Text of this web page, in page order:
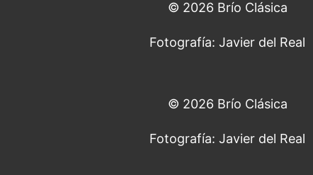
© 2026 Brío Clásica
Fotografía: Javier del Real
© 2026 Brío Clásica
Fotografía: Javier del Real